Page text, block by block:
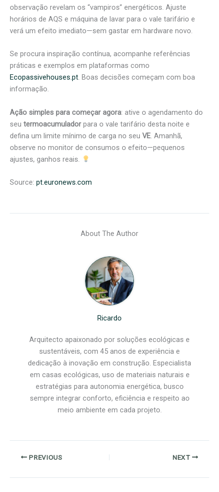
observação revelam os “vampiros” energéticos. Ajuste
horários de AQS e máquina de lavar para o vale tarifário e
verá um efeito imediato—sem gastar em hardware novo.
Se procura inspiração contínua, acompanhe referências
práticas e exemplos em plataformas como
Ecopassivehouses.pt. Boas decisões começam com boa
informação.
Ação simples para começar agora: ative o agendamento do
seu termoacumulador para o vale tarifário desta noite e
defina um limite mínimo de carga no seu VE. Amanhã,
observe no monitor de consumos o efeito—pequenos
ajustes, ganhos reais.
Source: pt.euronews.com
About The Author
Ricardo
Arquitecto apaixonado por soluções ecológicas e
sustentáveis, com 45 anos de experiência e
dedicação à inovação em construção. Especialista
em casas ecológicas, uso de materiais naturais e
estratégias para autonomia energética, busco
sempre integrar conforto, eficiência e respeito ao
meio ambiente em cada projeto.
PREVIOUS NEXT